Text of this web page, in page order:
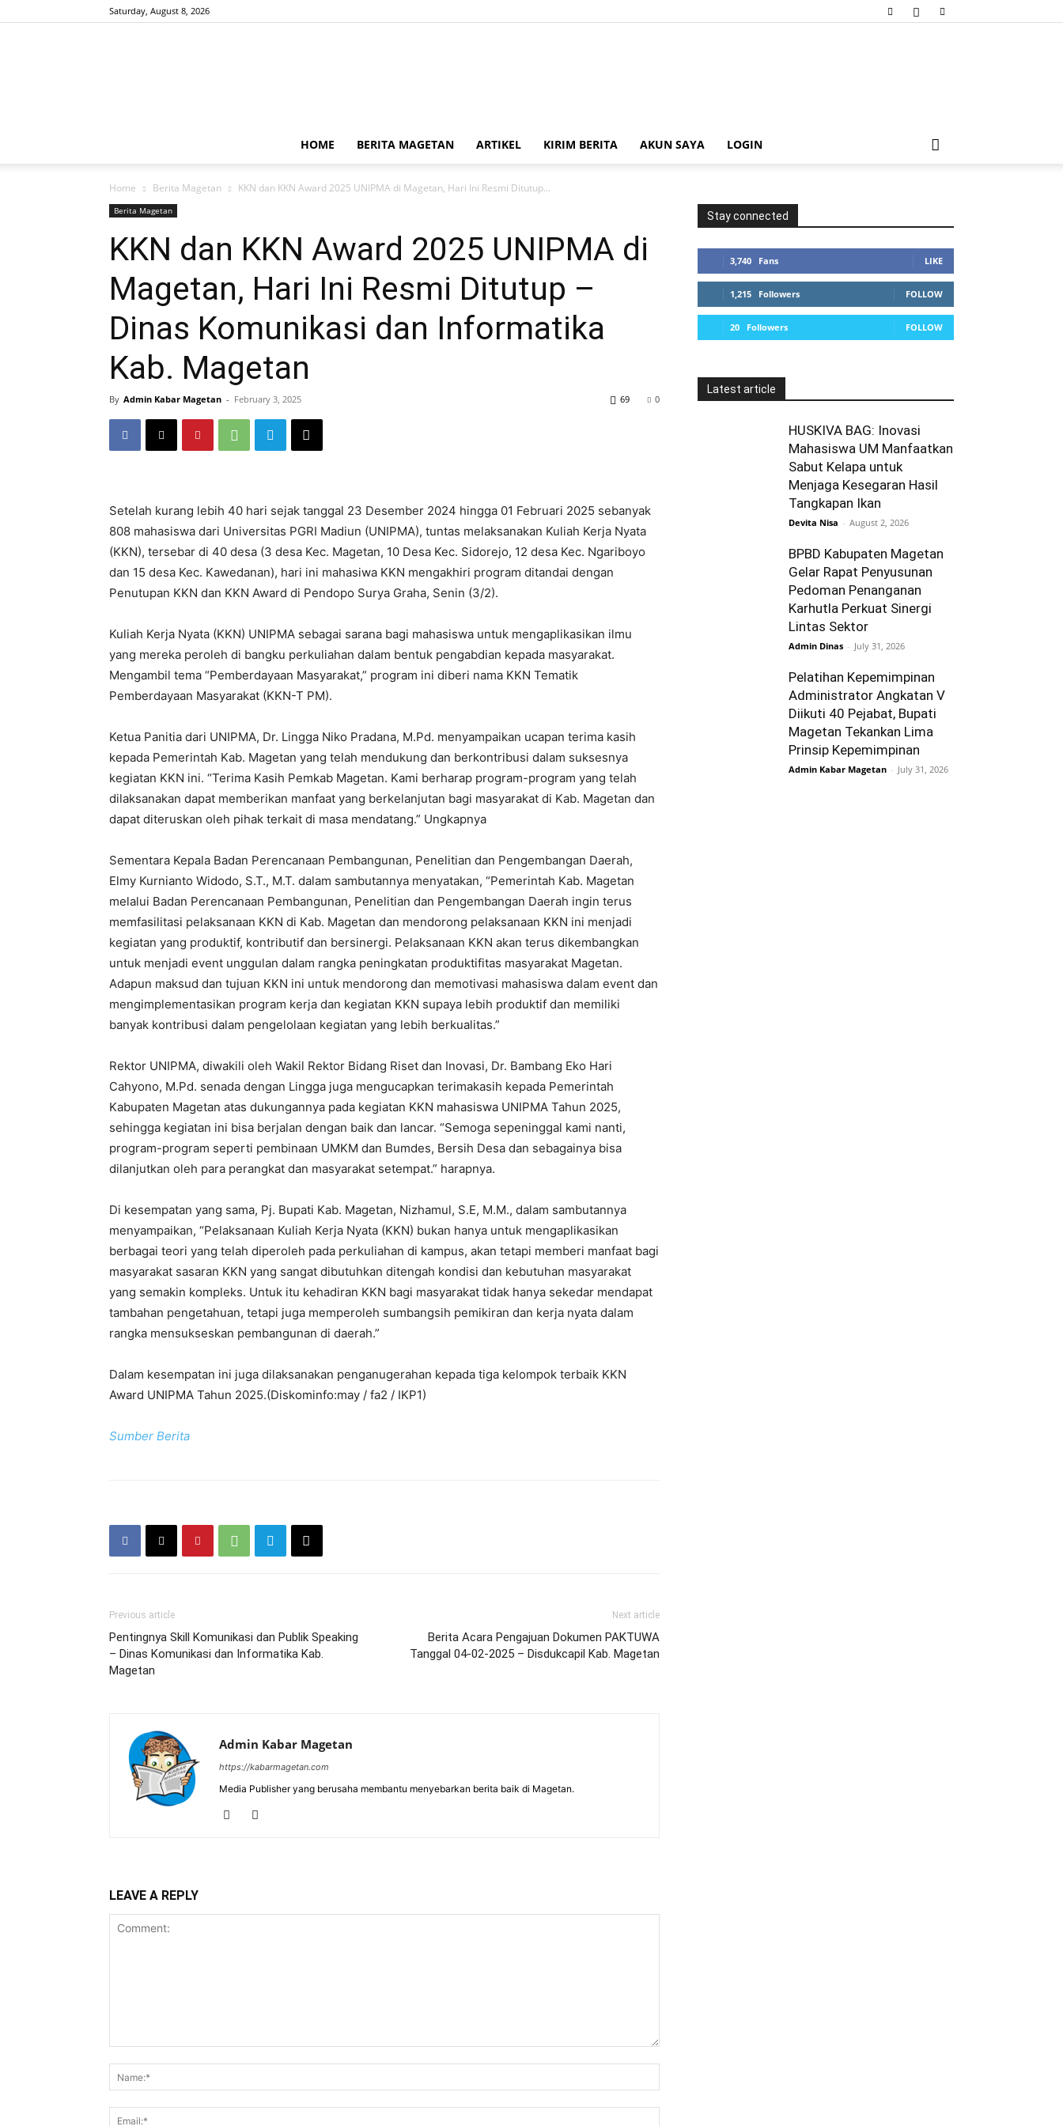
Saturday, August 8, 2026
HOME BERITA MAGETAN ARTIKEL KIRIM BERITA AKUN SAYA LOGIN
Home Berita Magetan KKN dan KKN Award 2025 UNIPMA di Magetan, Hari Ini Resmi Ditutup...
Berita Magetan
KKN dan KKN Award 2025 UNIPMA di
Magetan, Hari Ini Resmi Ditutup –
Dinas Komunikasi dan Informatika
Kab. Magetan
By Admin Kabar Magetan - February 3, 2025 0
69
Setelah kurang lebih 40 hari sejak tanggal 23 Desember 2024 hingga 01 Februari 2025 sebanyak
808 mahasiswa dari Universitas PGRI Madiun (UNIPMA), tuntas melaksanakan Kuliah Kerja Nyata
(KKN), tersebar di 40 desa (3 desa Kec. Magetan, 10 Desa Kec. Sidorejo, 12 desa Kec. Ngariboyo
dan 15 desa Kec. Kawedanan), hari ini mahasiwa KKN mengakhiri program ditandai dengan
Penutupan KKN dan KKN Award di Pendopo Surya Graha, Senin (3/2).
Kuliah Kerja Nyata (KKN) UNIPMA sebagai sarana bagi mahasiswa untuk mengaplikasikan ilmu
yang mereka peroleh di bangku perkuliahan dalam bentuk pengabdian kepada masyarakat.
Mengambil tema “Pemberdayaan Masyarakat,” program ini diberi nama KKN Tematik
Pemberdayaan Masyarakat (KKN-T PM).
Ketua Panitia dari UNIPMA, Dr. Lingga Niko Pradana, M.Pd. menyampaikan ucapan terima kasih
kepada Pemerintah Kab. Magetan yang telah mendukung dan berkontribusi dalam suksesnya
kegiatan KKN ini. “Terima Kasih Pemkab Magetan. Kami berharap program-program yang telah
dilaksanakan dapat memberikan manfaat yang berkelanjutan bagi masyarakat di Kab. Magetan dan
dapat diteruskan oleh pihak terkait di masa mendatang.” Ungkapnya
Sementara Kepala Badan Perencanaan Pembangunan, Penelitian dan Pengembangan Daerah,
Elmy Kurnianto Widodo, S.T., M.T. dalam sambutannya menyatakan, “Pemerintah Kab. Magetan
melalui Badan Perencanaan Pembangunan, Penelitian dan Pengembangan Daerah ingin terus
memfasilitasi pelaksanaan KKN di Kab. Magetan dan mendorong pelaksanaan KKN ini menjadi
kegiatan yang produktif, kontributif dan bersinergi. Pelaksanaan KKN akan terus dikembangkan
untuk menjadi event unggulan dalam rangka peningkatan produktifitas masyarakat Magetan.
Adapun maksud dan tujuan KKN ini untuk mendorong dan memotivasi mahasiswa dalam event dan
mengimplementasikan program kerja dan kegiatan KKN supaya lebih produktif dan memiliki
banyak kontribusi dalam pengelolaan kegiatan yang lebih berkualitas.”
Rektor UNIPMA, diwakili oleh Wakil Rektor Bidang Riset dan Inovasi, Dr. Bambang Eko Hari
Cahyono, M.Pd. senada dengan Lingga juga mengucapkan terimakasih kepada Pemerintah
Kabupaten Magetan atas dukungannya pada kegiatan KKN mahasiswa UNIPMA Tahun 2025,
sehingga kegiatan ini bisa berjalan dengan baik dan lancar. “Semoga sepeninggal kami nanti,
program-program seperti pembinaan UMKM dan Bumdes, Bersih Desa dan sebagainya bisa
dilanjutkan oleh para perangkat dan masyarakat setempat.” harapnya.
Di kesempatan yang sama, Pj. Bupati Kab. Magetan, Nizhamul, S.E, M.M., dalam sambutannya
menyampaikan, “Pelaksanaan Kuliah Kerja Nyata (KKN) bukan hanya untuk mengaplikasikan
berbagai teori yang telah diperoleh pada perkuliahan di kampus, akan tetapi memberi manfaat bagi
masyarakat sasaran KKN yang sangat dibutuhkan ditengah kondisi dan kebutuhan masyarakat
yang semakin kompleks. Untuk itu kehadiran KKN bagi masyarakat tidak hanya sekedar mendapat
tambahan pengetahuan, tetapi juga memperoleh sumbangsih pemikiran dan kerja nyata dalam
rangka mensukseskan pembangunan di daerah.”
Dalam kesempatan ini juga dilaksanakan penganugerahan kepada tiga kelompok terbaik KKN
Award UNIPMA Tahun 2025.(Diskominfo:may / fa2 / IKP1)
Sumber Berita
Previous article
Pentingnya Skill Komunikasi dan Publik Speaking
– Dinas Komunikasi dan Informatika Kab.
Magetan
Next article
Berita Acara Pengajuan Dokumen PAKTUWA
Tanggal 04-02-2025 – Disdukcapil Kab. Magetan
Admin Kabar Magetan
https://kabarmagetan.com
Media Publisher yang berusaha membantu menyebarkan berita baik di Magetan.
LEAVE A REPLY
Stay connected
3,740 Fans LIKE
1,215 Followers FOLLOW
20 Followers FOLLOW
Latest article
HUSKIVA BAG: Inovasi
Mahasiswa UM Manfaatkan
Sabut Kelapa untuk
Menjaga Kesegaran Hasil
Tangkapan Ikan
Devita Nisa - August 2, 2026
BPBD Kabupaten Magetan
Gelar Rapat Penyusunan
Pedoman Penanganan
Karhutla Perkuat Sinergi
Lintas Sektor
Admin Dinas - July 31, 2026
Pelatihan Kepemimpinan
Administrator Angkatan V
Diikuti 40 Pejabat, Bupati
Magetan Tekankan Lima
Prinsip Kepemimpinan
Admin Kabar Magetan - July 31, 2026